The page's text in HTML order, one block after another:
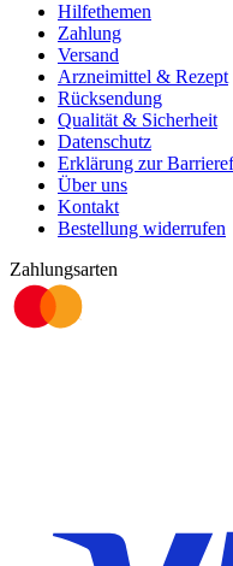
Hilfethemen
Zahlung
Versand
Arzneimittel & Rezept
Rücksendung
Qualität & Sicherheit
Datenschutz
Erklärung zur
Über uns
Kontakt
Bestellung widerrufen
Zahlungsarten